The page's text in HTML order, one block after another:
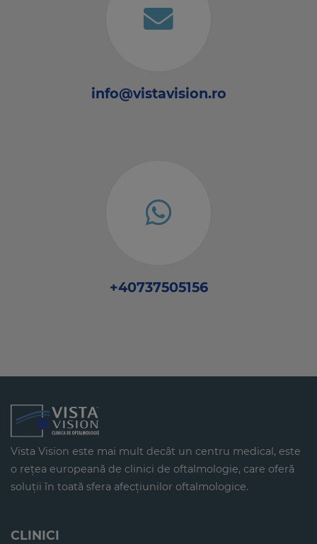
info@vistavision.ro
+40737505156
Vista Vision este mai mult decât un centru medical, este
o reţea europeană de clinici de oftalmologie, care oferă
soluții în toată sfera afecțiunilor oftalmologice.
CLINICI